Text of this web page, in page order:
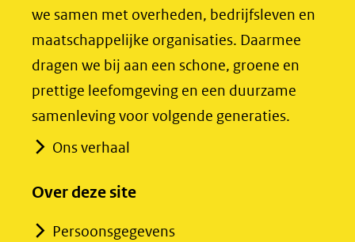
naar
een
andere
website)
naar
een
andere
website)
we samen met overheden, bedrijfsleven en
maatschappelijke organisaties. Daarmee
dragen we bij aan een schone, groene en
prettige leefomgeving en een duurzame
samenleving voor volgende generaties.
Ons verhaal
Over deze site
Persoonsgegevens